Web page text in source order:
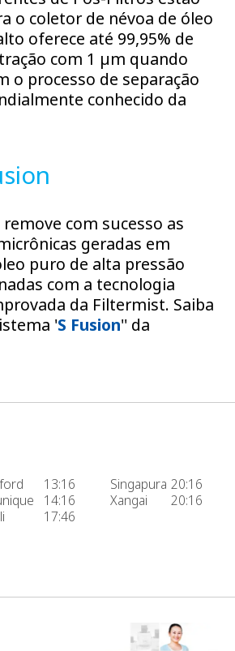
o coletor de névoa de óleo
oferece até 99,95% de
com 1 µm quando
o processo de separação
conhecido da
com sucesso as
geradas em
puro de alta pressão
com a tecnologia
da Filtermist. Saiba
'S Fusion'' da
13:16
14:16
17:46
Singapura 20:16
Xangai
20:16